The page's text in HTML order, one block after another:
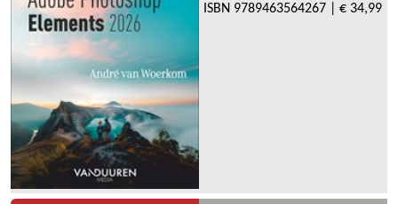
ISBN 9789463564267 € 34,99